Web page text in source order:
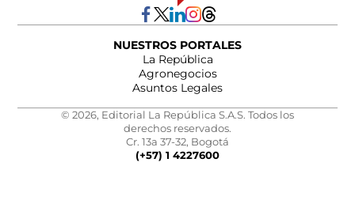
NUESTROS PORTALES
La República
Agronegocios
Asuntos Legales
© 2026, Editorial La República S.A.S. Todos los
derechos reservados.
Cr. 13a 37-32, Bogotá
(+57) 1 4227600